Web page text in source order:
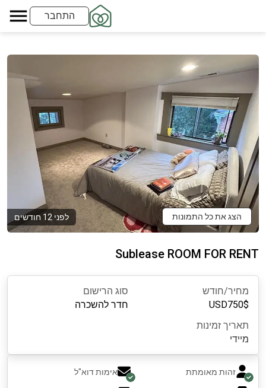
התחבר
לפני 12 חודשים הצג את כל התמונות
Sublease ROOM FOR RENT
מחיר/חודש
$
750
USD
סוג הרישום
חדר להשכרה
תאריך זמינות
מיידי
זהות מאומתת אימות דוא"ל